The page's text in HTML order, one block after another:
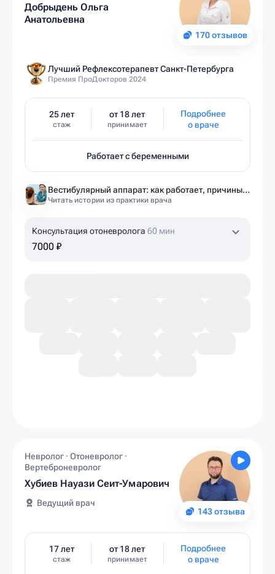
170 отзывов
Добрыдень Ольга
Анатольевна
Лучший Рефлексотерапевт Санкт-Петербурга
Премия ПроДокторов 2024
25 лет
стаж
от 18 лет
принимает
Подробнее
о враче
Работает с беременными
Вестибулярный аппарат: как работает, причины нарушений и как тренировать?
Читать истории из практики врача
Консультация отоневролога 60 мин
7000 ₽
143 отзыва
Невролог · Отоневролог ·
Вертеброневролог
Хубиев Науази Сеит-Умарович
Ведущий врач
17 лет
стаж
от 18 лет
принимает
Подробнее
о враче